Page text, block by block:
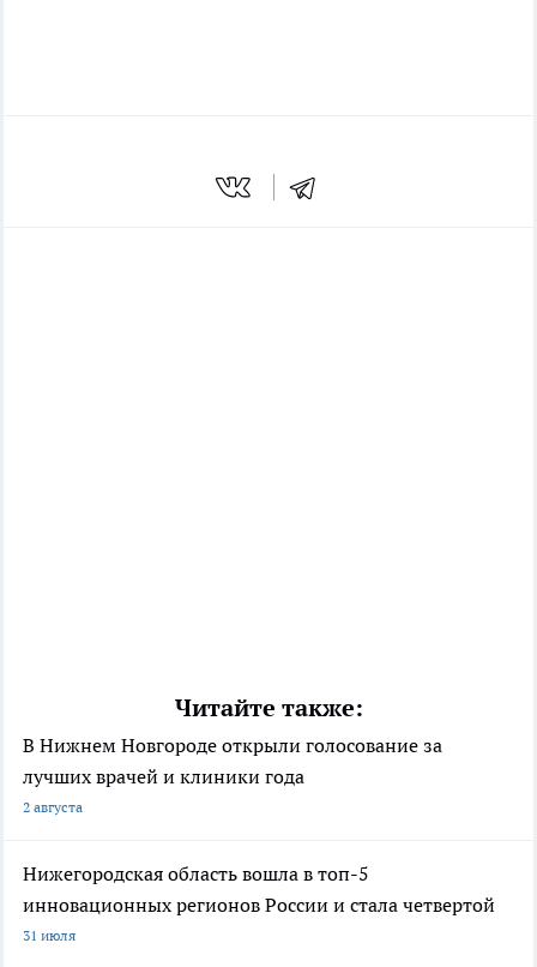
Читайте также:
В Нижнем Новгороде открыли голосование за
лучших врачей и клиники года
2 августа
Нижегородская область вошла в топ-5
инновационных регионов России и стала четвертой
31 июля